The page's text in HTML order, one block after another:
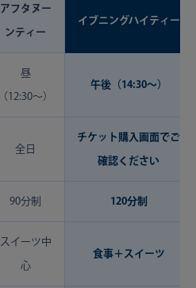
アフタヌー
ンティー
イブニングハイティー
昼
（12:30〜）
午後（14:30〜）
全日
チケット購入画面でご
確認ください
90分制 120分制
スイーツ中
心
食事＋スイーツ